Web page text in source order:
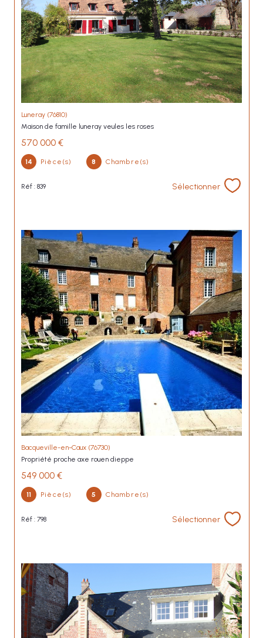
Luneray (76810)
maison de famille luneray veules les roses
570 000 €
14 Pièce(s) 8 Chambre(s)
Réf : 839 Sélectionner
Bacqueville-en-Caux (76730)
propriété proche axe rouen dieppe
549 000 €
11 Pièce(s) 5 Chambre(s)
Réf : 798 Sélectionner